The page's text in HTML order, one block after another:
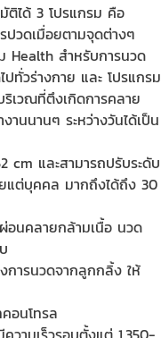
ติได้ 3 โปรแกรม คือ
ปวดเมื่อยตามจุดต่างๆ
Health สำหรับการนวด
ทั่วร่างกาย และ โปรแกรม
เวณที่ตึงเกิดการคลาย
านนานๆ ระหว่างวันได้เป็น
cm และสามารถปรับระดับ
ยแต่บุคคล มากถึงได้ถึง 30
อนคลายกล้ามเนื้อ นวด
การนวดจากลูกกลิ้ง ให้
อนโทรล